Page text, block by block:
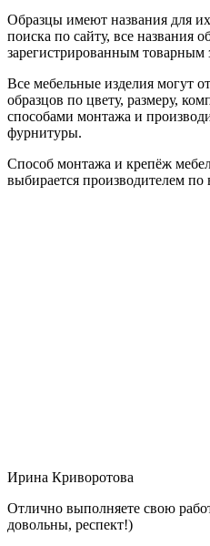
Образцы имеют названия для
поиска по сайту, все названия
зарегистрированным товарным
Все мебельные изделия могут
образцов по цвету, размеру,
способами монтажа и
фурнитуры.
Способ монтажа и крепёж
выбирается производителем
Ирина Криворотова
Отлично выполняете свою
довольны, респект!)